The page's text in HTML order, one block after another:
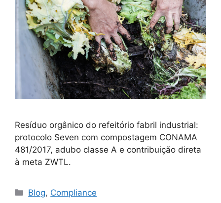
Resíduo orgânico do refeitório fabril industrial:
protocolo Seven com compostagem CONAMA
481/2017, adubo classe A e contribuição direta
à meta ZWTL.
Blog, Compliance